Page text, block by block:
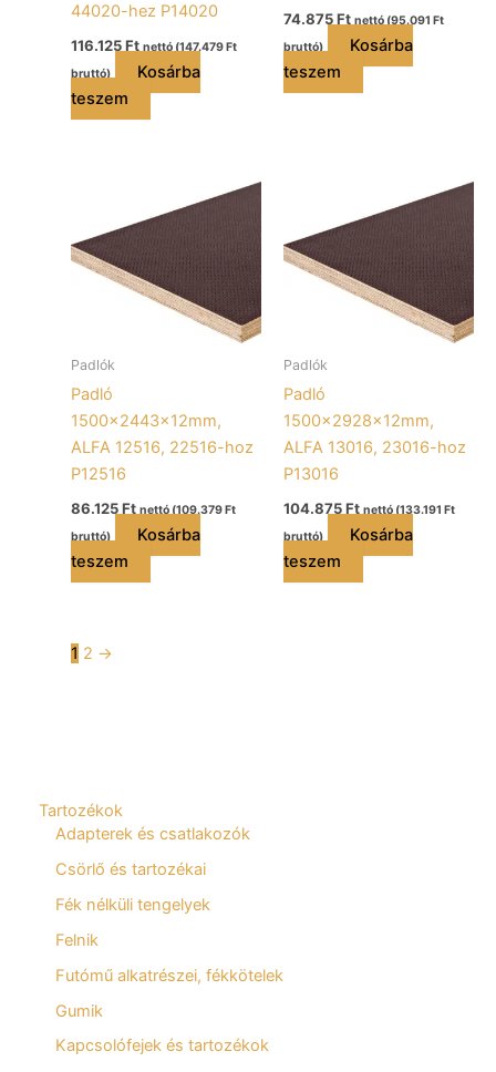
Tartozékok
Adapterek és csatlakozók
Csörlő és tartozékai
Fék nélküli tengelyek
Felnik
Futómű alkatrészei, fékkötelek
Gumik
Kapcsolófejek és tartozékok
44020-hez P14020
116.125Ft nettó (147.479 Ft
bruttó)
Kosárba
teszem
74.875Ft nettó (95.091 Ft
bruttó)
Kosárba
teszem
Padlók
Padló
1500x2443x12mm,
ALFA 12516, 22516-hoz
P12516
86.125Ft nettó (109.379 Ft
bruttó)
Kosárba
teszem
Padlók
Padló
1500x2928x12mm,
ALFA 13016, 23016-hoz
P13016
104.875Ft nettó (133.191 Ft
bruttó)
Kosárba
teszem
1 2 →